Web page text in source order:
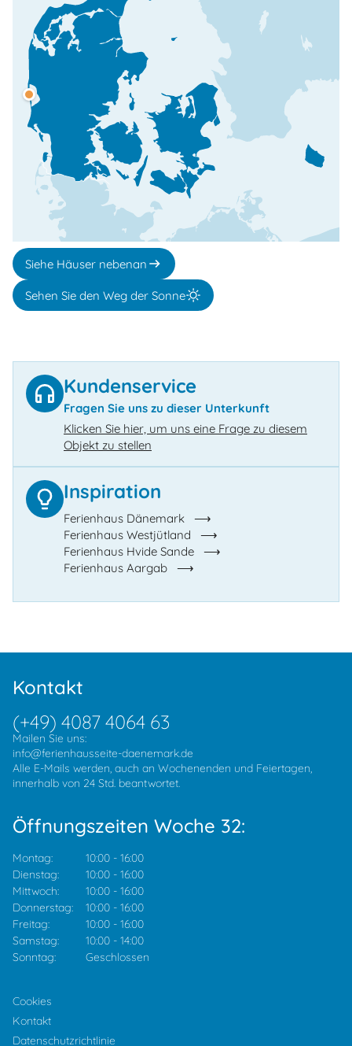
Siehe Häuser nebenan
Sehen Sie den Weg der Sonne
Kundenservice
Fragen Sie uns zu dieser Unterkunft
Klicken Sie hier, um uns eine Frage zu diesem
Objekt zu stellen
Inspiration
Ferienhaus Dänemark
Ferienhaus Westjütland
Ferienhaus Hvide Sande
Ferienhaus Aargab
Kontakt
(+49) 4087 4064 63
Mailen Sie uns:
info@ferienhausseite-daenemark.de
Alle E-Mails werden, auch an Wochenenden und Feiertagen,
innerhalb von 24 Std. beantwortet.
Öffnungszeiten Woche 32:
Montag: 10:00 - 16:00
Dienstag:
10:00 - 16:00
Mittwoch:
10:00 - 16:00
Donnerstag:
10:00 - 16:00
Freitag:
10:00 - 16:00
Samstag:
10:00 - 14:00
Sonntag:
Geschlossen
Cookies
Kontakt
Datenschutzrichtlinie